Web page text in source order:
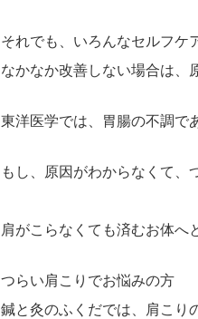
それでも、いろんなセルフケ
なかなか改善しない場合は、
東洋医学では、胃腸の不調で
もし、原因がわからなくて、
肩がこらなくても済むお体へ
つらい肩こりでお悩みの方
鍼と灸のふくだでは、肩こり